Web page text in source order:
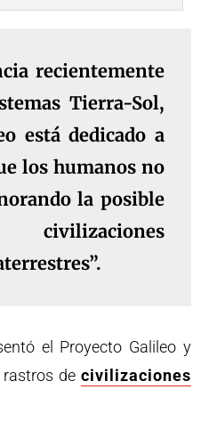
recientemente
Tierra-Sol,
está dedicado a
los humanos no
la posible
civilizaciones
el Proyecto Galileo y
de civilizaciones